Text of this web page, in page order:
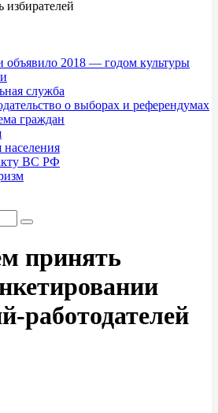
избирателей
2018 — годом культуры
служба
о выборах и референдумах
граждан
населения
ВС РФ
принять
работодателей